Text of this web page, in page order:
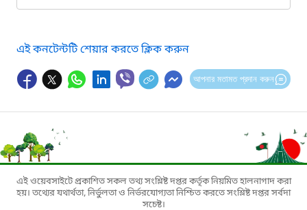
এই কনটেন্টটি শেয়ার করতে ক্লিক করুন
আপনার মতামত প্রদান করুন
এই ওয়েবসাইটে প্রকাশিত সকল তথ্য সংশ্লিষ্ট দপ্তর কর্তৃক নিয়মিত হালনাগাদ করা
হয়। তথ্যের যথার্থতা, নির্ভুলতা ও নির্ভরযোগ্যতা নিশ্চিত করতে সংশ্লিষ্ট দপ্তর সর্বদা
সচেষ্ট।